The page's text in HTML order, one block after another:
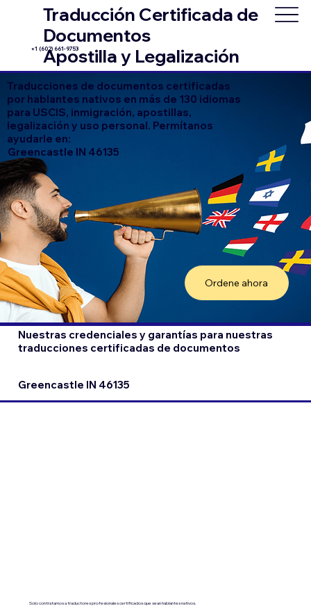
Traducción Certificada de
Documentos
Apostilla y Legalización
+1 (602) 661-9753
Traducciones de documentos certificadas
por hablantes nativos en más de 130 idiomas
para USCIS, inmigración, apostillas,
legalización y uso personal. Permítanos
ayudarle en:
Greencastle IN 46135
Ordene ahora
Nuestras credenciales y garantías para nuestras
traducciones certificadas de documentos
Greencastle IN 46135
Solo contratamos a traductores profesionales certificados que sean hablantes nativos.